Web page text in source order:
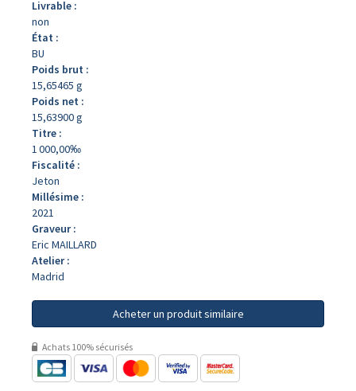
Livrable :
non
État :
BU
Poids brut :
15,65465 g
Poids net :
15,63900 g
Titre :
1 000,00‰
Fiscalité :
Jeton
Millésime :
2021
Graveur :
Eric MAILLARD
Atelier :
Madrid
Acheter un produit similaire
Achats 100% sécurisés